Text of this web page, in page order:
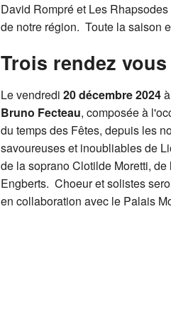
David Rompré et Les
de notre région. Toute la saison
Trois rendez
Le vendredi 20 décembre 2024à
Bruno Fecteau, composée à
du temps des Fêtes, depuis les
savoureuses et inoubliables de
de la soprano Clotilde Moretti,
Engberts. Choeur et solistes
en collaboration avec le Palais